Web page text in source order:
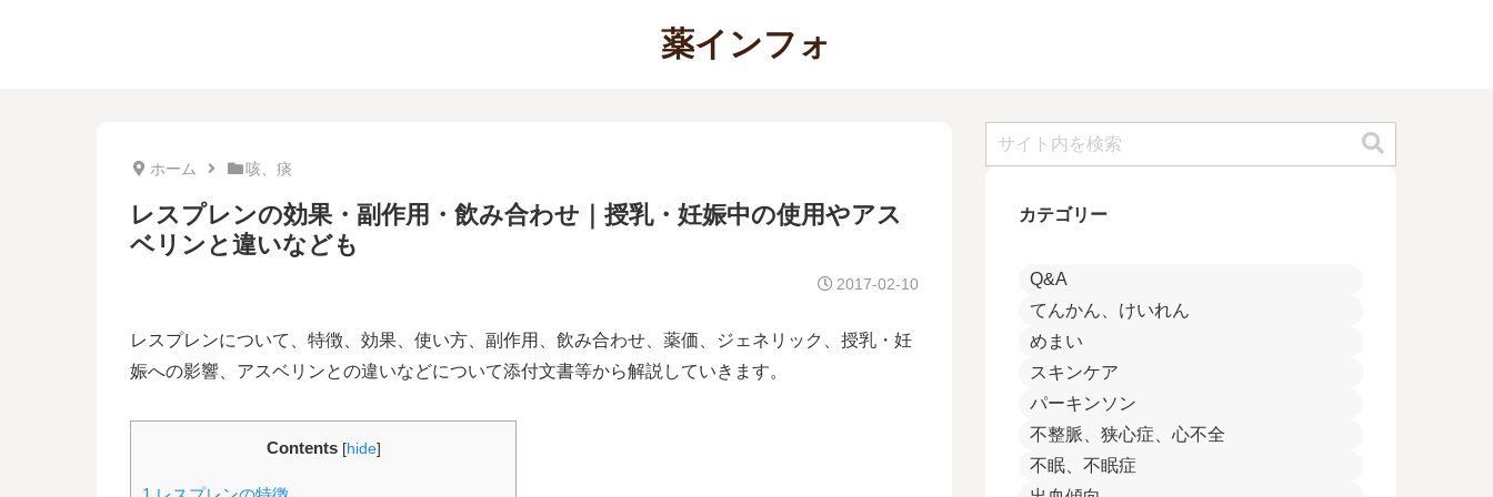
薬インフォ
ホーム 咳、痰
レスプレンの効果・副作用・飲み合わせ｜授乳・妊娠中の使用やアス
ベリンと違いなども
2017-02-10
レスプレンについて、特徴、効果、使い方、副作用、飲み合わせ、薬価、ジェネリック、授乳・妊
娠への影響、アスベリンとの違いなどについて添付文書等から解説していきます。
Contents [hide]
カテゴリー
Q&A
てんかん、けいれん
めまい
スキンケア
パーキンソン
不整脈、狭心症、心不全
不眠、不眠症